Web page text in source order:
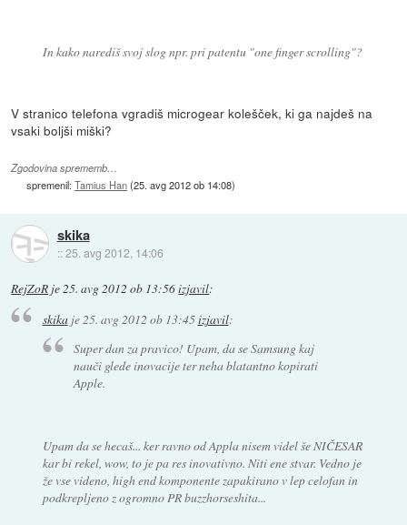
In kako narediš svoj slog npr. pri patentu "one finger scrolling"?
V stranico telefona vgradiš microgear kolešček, ki ga najdeš na
vsaki boljši miški?
Zgodovina sprememb…
spremenil:Tamius Han(25. avg 2012 ob 14:08)
skika
::25. avg 2012, 14:06
RejZoR je25. avg 2012 ob 13:56izjavil:
skikaje 25. avg 2012 ob 13:45izjavil:
Super dan za pravico! Upam, da se Samsung kaj
nauči glede inovacije ter neha blatantno kopirati
Apple.
Upam da se hecaš... ker ravno od Appla nisem videl še NIČESAR
kar bi rekel, wow, to je pa res inovativno. Niti ene stvar. Vedno je
že vse videno, high end komponente zapakirano v lep celofan in
podkrepljeno z ogromno PR buzzhorseshita...